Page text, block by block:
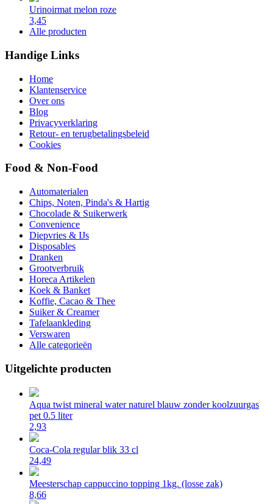
Urinoirmat melon roze
3,45
Alle producten
Handige Links
Home
Klantenservice
Over ons
Blog
Privacyverklaring
Retour- en terugbetalingsbeleid
Cookies
Food & Non-Food
Automaterialen
Chips, Noten, Pinda's & Hartig
Chocolade & Suikerwerk
Convenience
Diepvries & IJs
Disposables
Dranken
Grootverbruik
Horeca Artikelen
Koek & Banket
Koffie, Cacao & Thee
Suiker & Creamer
Tafelaankleding
Verswaren
Alle categorieën
Uitgelichte producten
Aqua twist mineral water naturel blauw zonder koolzuurgas
pet 0.5 liter
2,93
Coca-Cola regular blik 33 cl
24,49
Meesterschap cappuccino topping 1kg. (losse zak)
8,66